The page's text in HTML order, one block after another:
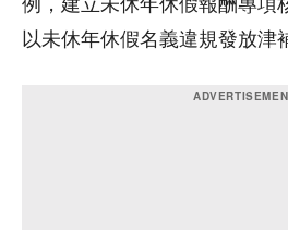
例，建立未休年休假報酬專項
以未休年休假名義違規發放津